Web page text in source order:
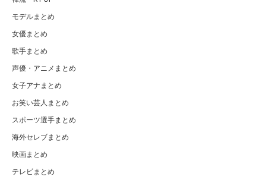
モデルまとめ
女優まとめ
歌手まとめ
声優・アニメまとめ
女子アナまとめ
お笑い芸人まとめ
スポーツ選手まとめ
海外セレブまとめ
映画まとめ
テレビまとめ